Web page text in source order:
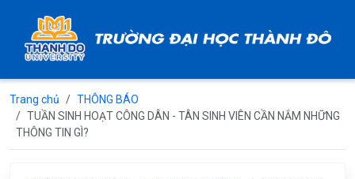
Trang chủ
THÔNG BÁO
TUẦN SINH HOẠT CÔNG DÂN - TÂN SINH VIÊN CẦN NẮM NHỮNG
THÔNG TIN GÌ?